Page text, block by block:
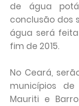
de água
conclusão dos
água será
fim de 2015.
No Ceará,
municípios de
Mauriti e